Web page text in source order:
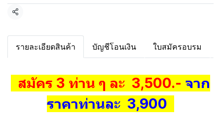
แชร์
รายละเอียดสินค้า บัญชีโอนเงิน ใบสมัครอบรม
สมัคร 3 ท่าน ๆ ละ 3,500.- จาก
ราคาท่านละ 3,900